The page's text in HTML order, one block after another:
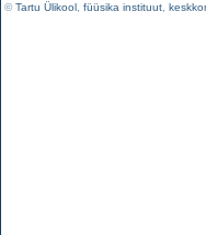
©Tartu Ülikool füüsika instituut